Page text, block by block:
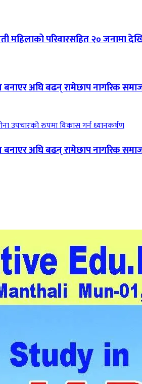
महिलाको परिवारसहित २० जनामा
अघि बढन् रामेछाप नागरिक
अघि बढन् रामेछाप नागरिक